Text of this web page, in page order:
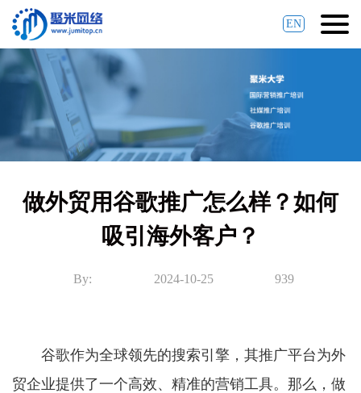
EN
做外贸用谷歌推广怎么样？如何
吸引海外客户？
By: 2024-10-25 939
谷歌作为全球领先的搜索引擎，其推广平台为外
贸企业提供了一个高效、精准的营销工具。那么，做